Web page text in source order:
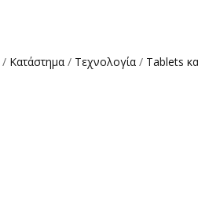
/ Κατάστημα / Τεχνολογία / Tablets